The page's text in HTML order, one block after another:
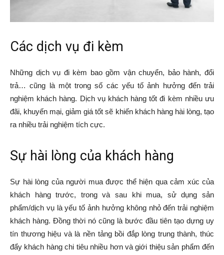
Các dịch vụ đi kèm
Những dịch vụ đi kèm bao gồm vận chuyển, bảo hành, đổi
trả… cũng là một trong số các yếu tố ảnh hưởng đến trải
nghiệm khách hàng. Dịch vụ khách hàng tốt đi kèm nhiều ưu
đãi, khuyến mại, giảm giá tốt sẽ khiến khách hàng hài lòng, tạo
ra nhiều trải nghiệm tích cực.
Sự hài lòng của khách hàng
Sự hài lòng của người mua được thể hiện qua cảm xúc của
khách hàng trước, trong và sau khi mua, sử dụng sản
phẩm/dịch vụ là yếu tố ảnh hưởng không nhỏ đến trải nghiệm
khách hàng. Đồng thời nó cũng là bước đầu tiên tạo dựng uy
tín thương hiệu và là nền tảng bồi đắp lòng trung thành, thúc
đẩy khách hàng chi tiêu nhiều hơn và giới thiệu sản phẩm đến